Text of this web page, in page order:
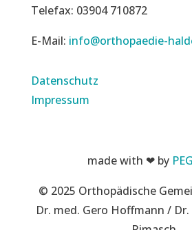
Telefax: 03904 710872
E-Mail: info@orthopaedie-
Datenschutz
Impressum
made with ❤ by
© 2025 Orthopädische
Dr. med. Gero Hoffmann /